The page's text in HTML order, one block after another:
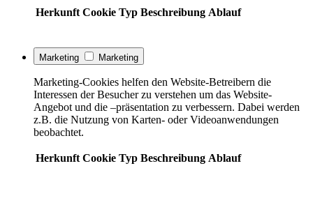
Herkunft Cookie Typ Beschreibung Ablauf
Marketing Marketing
Marketing-Cookies helfen den Website-Betreibern die
Interessen der Besucher zu verstehen um das Website-
Angebot und die –präsentation zu verbessern. Dabei werden
z.B. die Nutzung von Karten- oder Videoanwendungen
beobachtet.
Herkunft Cookie Typ Beschreibung Ablauf